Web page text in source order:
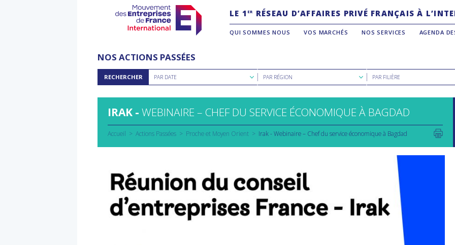
LE 1 ER RÉSEAU D’AFFAIRES PRIVÉ FRANÇAIS À
QUI SOMMES NOUS VOS MARCHÉS NOS SERVICES AGENDA
NOS ACTIONS PASSÉES
RECHERCHER
Rechercher
parPAR DATE
Rechercher
parPAR RÉGION
Rechercher
parPAR FILIÈRE
IRAK - WEBINAIRE – CHEF DU SERVICE ÉCONOMIQUE À BAGDAD
Accueil Actions Passées Proche et Moyen Orient Irak - Webinaire – Chef du service économique à Bagdad